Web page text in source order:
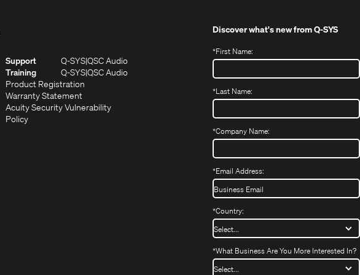
Support Q-SYS(Opens
in
QSC Audio(Opens
in
Training Q-SYSQSC Audio(Opens
Product Registration(Opens
new
Warranty Statement(Opens
in
Acuity Security Vulnerability
Policy(Opens
Discover what's new fromQ-SYS
*First Name:
*Last Name:
*Company Name:
*Email Address:
*Country:
*What Business Are You More Interested In?